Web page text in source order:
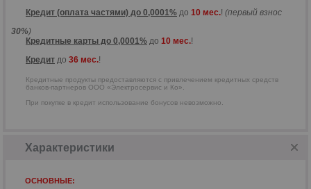
Кредит (оплата частями) до 0,0001% до 10 мес.! (первый взнос
30%)
Кредитные карты до 0,0001% до 10 мес.!
Кредит до 36 мес.!
Кредитные продукты предоставляются с привлечением кредитных средств
банков-партнеров ООО «Электросервис и Ко».
При покупке в кредит использование бонусов невозможно.
Характеристики
ОСНОВНЫЕ: